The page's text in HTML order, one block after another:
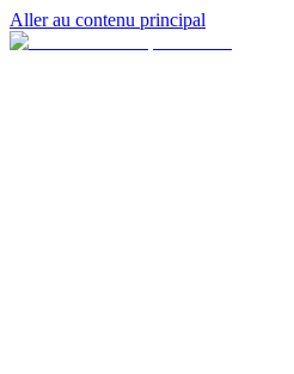
Aller au contenu principal